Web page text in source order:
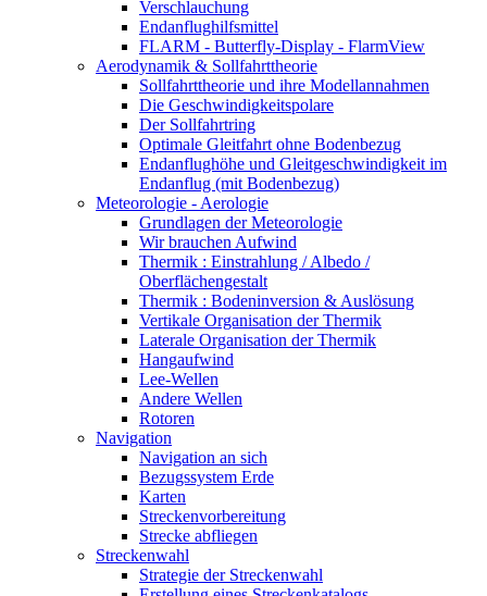
Verschlauchung
Endanflughilfsmittel
FLARM - Butterfly-Display - FlarmView
Aerodynamik & Sollfahrttheorie
Sollfahrttheorie und ihre Modellannahmen
Die Geschwindigkeitspolare
Der Sollfahrtring
Optimale Gleitfahrt ohne Bodenbezug
Endanflughöhe und Gleitgeschwindigkeit im
Endanflug (mit Bodenbezug)
Meteorologie - Aerologie
Grundlagen der Meteorologie
Wir brauchen Aufwind
Thermik : Einstrahlung / Albedo /
Oberflächengestalt
Thermik : Bodeninversion & Auslösung
Vertikale Organisation der Thermik
Laterale Organisation der Thermik
Hangaufwind
Lee-Wellen
Andere Wellen
Rotoren
Navigation
Navigation an sich
Bezugssystem Erde
Karten
Streckenvorbereitung
Strecke abfliegen
Streckenwahl
Strategie der Streckenwahl